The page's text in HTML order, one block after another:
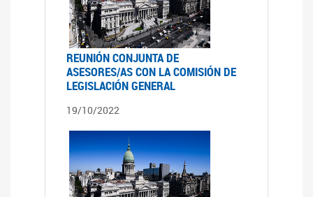
REUNIÓN CONJUNTA DE
ASESORES/AS CON LA COMISIÓN DE
LEGISLACIÓN GENERAL
19/10/2022